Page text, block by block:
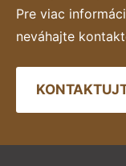
Pre viac
neváhajte